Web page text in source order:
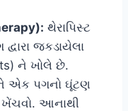
થેરાપિસ્ટ
જકડાયેલા
ને ખોલે છે.
એક પગનો ઘૂંટણ
ખેંચવો. આનાથી